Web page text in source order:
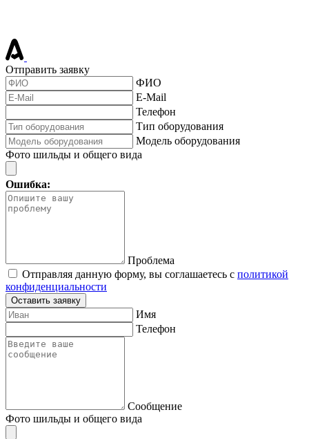
Отправить заявку
ФИО
E-Mail
Телефон
Тип оборудования
Модель оборудования
Фото шильды и общего вида
Ошибка:
Проблема
Отправляя данную форму, вы соглашаетесь с политикой
конфиденциальности
Оставить заявку
Имя
Телефон
Сообщение
Фото шильды и общего вида